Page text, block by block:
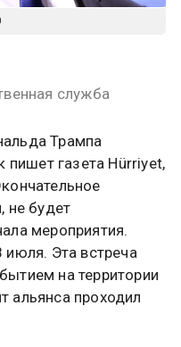
служба
Трампа
пишет газета Hürriyet,
не будет
мероприятия.
Эта встреча
на территории
альянса проходил